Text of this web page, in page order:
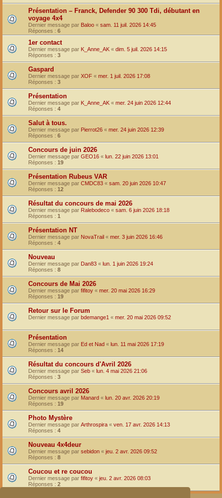
Présentation – Franck, Defender 90 300 Tdi, débutant en
voyage 4x4
Dernier message par Baloo « sam. 11 juil. 2026 14:45
Réponses : 6
1er contact
Dernier message par K_Anne_AK « dim. 5 juil. 2026 14:15
Réponses : 3
Gaspard
Dernier message par XOF « mer. 1 juil. 2026 17:08
Réponses : 3
Présentation
Dernier message par K_Anne_AK « mer. 24 juin 2026 12:44
Réponses : 4
Salut à tous.
Dernier message par Pierrot26 « mer. 24 juin 2026 12:39
Réponses : 6
Concours de juin 2026
Dernier message par GEO16 « lun. 22 juin 2026 13:01
Réponses : 19
Présentation Rubeus VAR
Dernier message par CMDC83 « sam. 20 juin 2026 10:47
Réponses : 12
Résultat du concours de mai 2026
Dernier message par Ralebodeco « sam. 6 juin 2026 18:18
Réponses : 1
Présentation NT
Dernier message par NovaTrail « mer. 3 juin 2026 16:46
Réponses : 4
Nouveau
Dernier message par Dan83 « lun. 1 juin 2026 19:24
Réponses : 8
Concours de Mai 2026
Dernier message par fifitoy « mer. 20 mai 2026 16:29
Réponses : 19
Retour sur le Forum
Dernier message par bdemange1 « mer. 20 mai 2026 09:52
Présentation
Dernier message par Ed et Nad « lun. 11 mai 2026 17:19
Réponses : 14
Résultat du concours d'Avril 2026
Dernier message par Seb « lun. 4 mai 2026 21:06
Réponses : 3
Concours avril 2026
Dernier message par Manard « lun. 20 avr. 2026 20:19
Réponses : 19
Photo Mystère
Dernier message par Arthrospira « ven. 17 avr. 2026 14:13
Réponses : 4
Nouveau 4x4deur
Dernier message par sebidon « jeu. 2 avr. 2026 09:52
Réponses : 8
Coucou et re coucou
Dernier message par fifitoy « jeu. 2 avr. 2026 08:03
Réponses : 2